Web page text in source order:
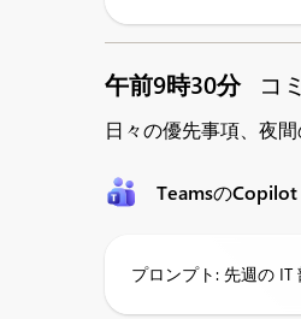
午前9時30分 コ
日々の優先事項、夜
TeamsのCopilot
プロンプト: 先週の IT